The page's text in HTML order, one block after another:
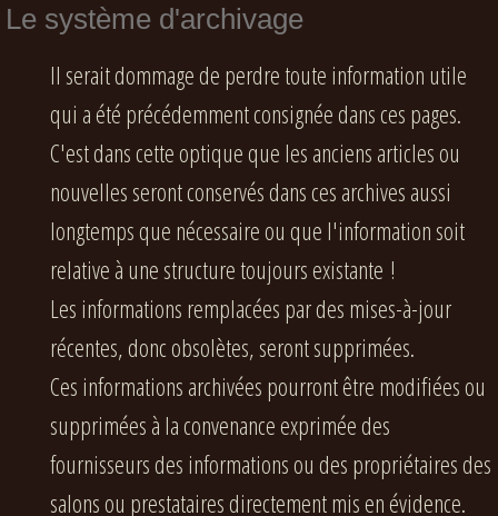
Le système d'archivage
Il serait dommage de perdre toute information utile
qui a été précédemment consignée dans ces pages.
C'est dans cette optique que les anciens articles ou
nouvelles seront conservés dans ces archives aussi
longtemps que nécessaire ou que l'information soit
relative à une structure toujours existante !
Les informations remplacées par des mises-à-jour
récentes, donc obsolètes, seront supprimées.
Ces informations archivées pourront être modifiées ou
supprimées à la convenance exprimée des
fournisseurs des informations ou des propriétaires des
salons ou prestataires directement mis en évidence.